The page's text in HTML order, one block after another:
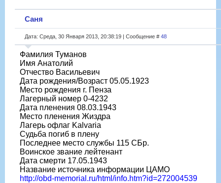
Саня
Дата: Среда, 30 Января 2013, 20:38:19 | Сообщение # 48
Фамилия Туманов
Имя Анатолий
Отчество Васильевич
Дата рождения/Возраст 05.05.1923
Место рождения г. Пенза
Лагерный номер 0-4232
Дата пленения 08.03.1943
Место пленения Жиздра
Лагерь офлаг Kalvaria
Судьба погиб в плену
Последнее место службы 115 СБр.
Воинское звание лейтенант
Дата смерти 17.05.1943
Название источника информации ЦАМО
http://obd-memorial.ru/html/info.htm?id=272004539